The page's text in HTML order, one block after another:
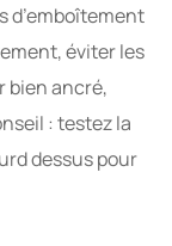
d’emboîtement
éviter les
bien ancré,
: testez la
dessus pour